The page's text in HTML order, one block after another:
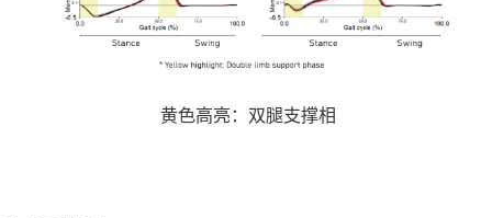
黄色高亮：双腿支撑相